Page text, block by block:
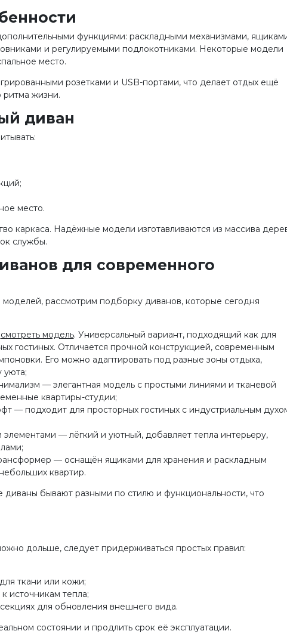
функциями: раскладными механизмами,
и регулируемыми подлокотниками. Некоторые модели
место.
розетками и USB-портами, что делает отдых ещё
ритма жизни.
диван
место.
каркаса. Надёжные модели изготавливаются из массива
службы.
для современного
рассмотрим подборку диванов, которые сегодня
смотреть модель. Универсальный вариант, подходящий как для
гостиных. Отличается прочной конструкцией, современным
Его можно адаптировать под разные зоны отдыха,
уюта;
— элегантная модель с простыми линиями и тканевой
квартиры-студии;
— подходит для просторных гостиных с индустриальным
— лёгкий и уютный, добавляет тепла интерьеру,
— оснащён ящиками для хранения и раскладным
квартир.
диваны бывают разными по стилю и функциональности, что
дольше, следует придерживаться простых правил:
ткани или кожи;
источникам тепла;
для обновления внешнего вида.
состоянии и продлить срок её эксплуатации.